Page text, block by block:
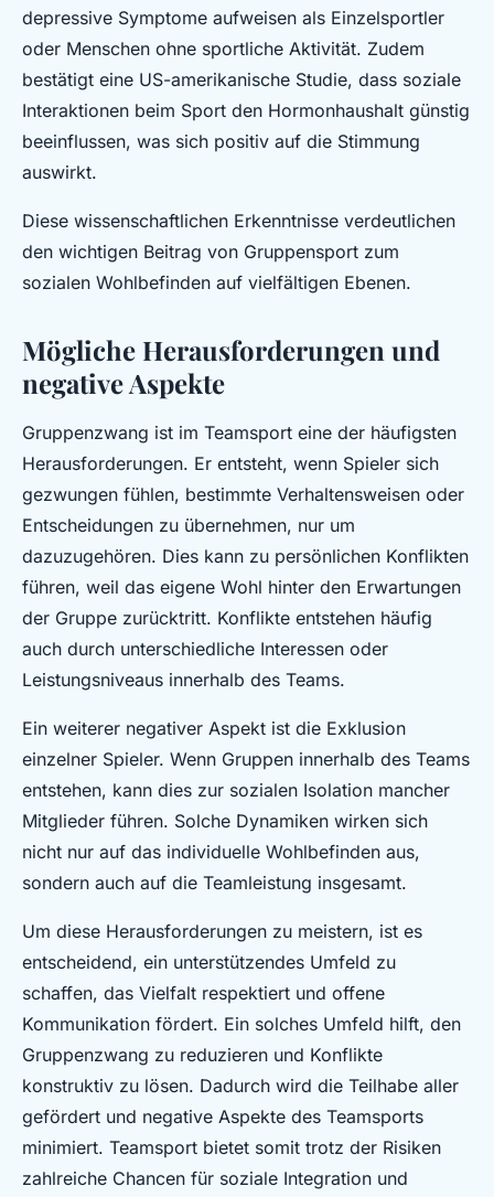
depressive Symptome aufweisen als Einzelsportler
oder Menschen ohne sportliche Aktivität. Zudem
bestätigt eine US-amerikanische Studie, dass soziale
Interaktionen beim Sport den Hormonhaushalt günstig
beeinflussen, was sich positiv auf die Stimmung
auswirkt.
Diese wissenschaftlichen Erkenntnisse verdeutlichen
den wichtigen Beitrag von Gruppensport zum
sozialen Wohlbefinden auf vielfältigen Ebenen.
Mögliche Herausforderungen und
negative Aspekte
Gruppenzwang ist im Teamsport eine der häufigsten
Herausforderungen. Er entsteht, wenn Spieler sich
gezwungen fühlen, bestimmte Verhaltensweisen oder
Entscheidungen zu übernehmen, nur um
dazuzugehören. Dies kann zu persönlichen Konflikten
führen, weil das eigene Wohl hinter den Erwartungen
der Gruppe zurücktritt. Konflikte entstehen häufig
auch durch unterschiedliche Interessen oder
Leistungsniveaus innerhalb des Teams.
Ein weiterer negativer Aspekt ist die Exklusion
einzelner Spieler. Wenn Gruppen innerhalb des Teams
entstehen, kann dies zur sozialen Isolation mancher
Mitglieder führen. Solche Dynamiken wirken sich
nicht nur auf das individuelle Wohlbefinden aus,
sondern auch auf die Teamleistung insgesamt.
Um diese Herausforderungen zu meistern, ist es
entscheidend, ein unterstützendes Umfeld zu
schaffen, das Vielfalt respektiert und offene
Kommunikation fördert. Ein solches Umfeld hilft, den
Gruppenzwang zu reduzieren und Konflikte
konstruktiv zu lösen. Dadurch wird die Teilhabe aller
gefördert und negative Aspekte des Teamsports
minimiert. Teamsport bietet somit trotz der Risiken
zahlreiche Chancen für soziale Integration und